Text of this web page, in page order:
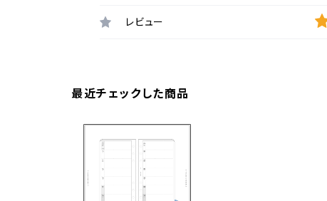
レビュー
最近チェックした商品